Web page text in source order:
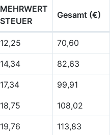
MEHRWERT
STEUER
Gesamt (€)
12,25 70,60
14,34 82,63
17,34 99,91
18,75 108,02
19,76 113,83